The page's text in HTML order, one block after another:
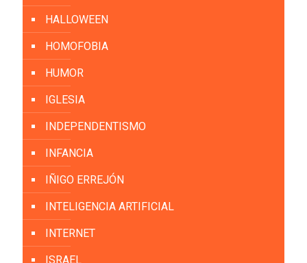
HALLOWEEN
HOMOFOBIA
HUMOR
IGLESIA
INDEPENDENTISMO
INFANCIA
IÑIGO ERREJÓN
INTELIGENCIA ARTIFICIAL
INTERNET
ISRAEL